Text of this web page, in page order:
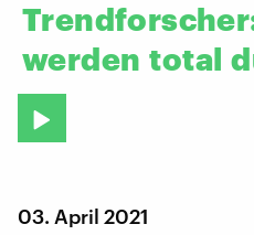
werden total
03. April 2021